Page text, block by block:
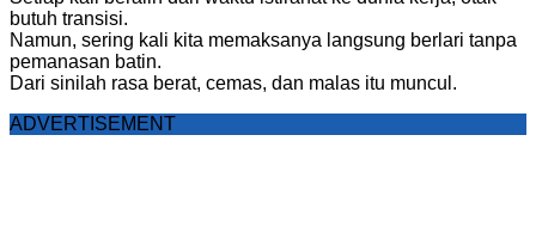
butuh transisi.
Namun, sering kali kita memaksanya langsung berlari tanpa
pemanasan batin.
Dari sinilah rasa berat, cemas, dan malas itu muncul.
ADVERTISEMENT